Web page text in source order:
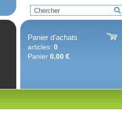
Panier dʼachats
articles: 0
Panier 0,00 €